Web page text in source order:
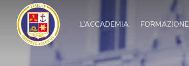
content
L’ACCADEMIA FORMAZIONE